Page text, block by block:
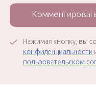
Нажимая кнопку, вы
конфиденциальности
пользовательском